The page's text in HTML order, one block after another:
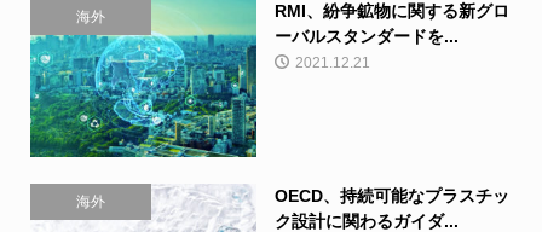
海外
RMI、紛争鉱物に関する新グロ
ーバルスタンダードを...
2021.12.21
海外
OECD、持続可能なプラスチッ
ク設計に関わるガイダ...